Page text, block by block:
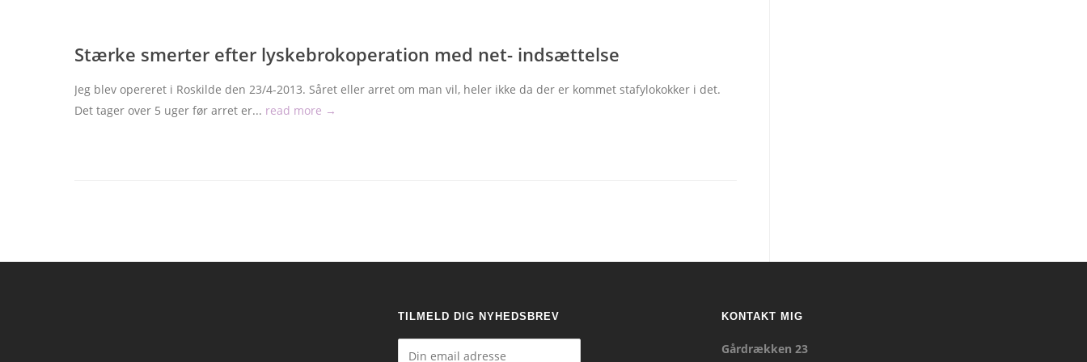
Stærke smerter efter lyskebrokoperation med net- indsættelse
Jeg blev opereret i Roskilde den 23/4-2013. Såret eller arret om man vil, heler ikke da der er kommet stafylokokker i det.
Det tager over 5 uger før arret er... read more →
TILMELD DIG NYHEDSBREV KONTAKT MIG
Gårdrækken 23